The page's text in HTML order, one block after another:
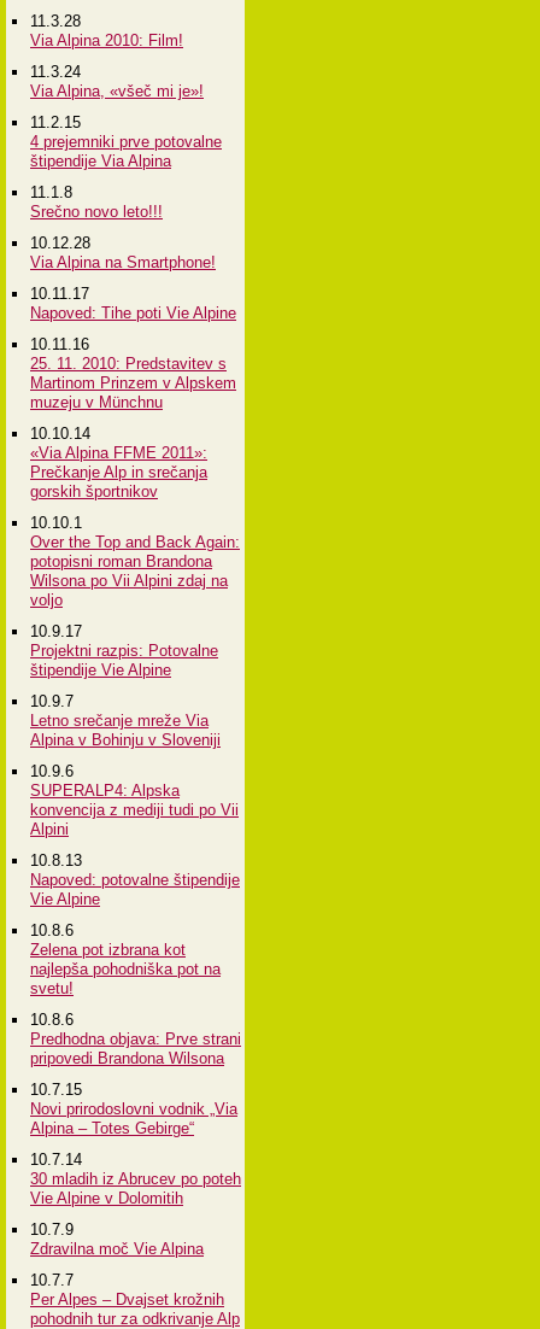
11.3.28
Via Alpina 2010: Film!
11.3.24
Via Alpina, «všeč mi je»!
11.2.15
4 prejemniki prve potovalne
štipendije Via Alpina
11.1.8
Srečno novo leto!!!
10.12.28
Via Alpina na Smartphone!
10.11.17
Napoved: Tihe poti Vie Alpine
10.11.16
25. 11. 2010: Predstavitev s
Martinom Prinzem v Alpskem
muzeju v Münchnu
10.10.14
«Via Alpina FFME 2011»:
Prečkanje Alp in srečanja
gorskih športnikov
10.10.1
Over the Top and Back Again:
potopisni roman Brandona
Wilsona po Vii Alpini zdaj na
voljo
10.9.17
Projektni razpis: Potovalne
štipendije Vie Alpine
10.9.7
Letno srečanje mreže Via
Alpina v Bohinju v Sloveniji
10.9.6
SUPERALP4: Alpska
konvencija z mediji tudi po Vii
Alpini
10.8.13
Napoved: potovalne štipendije
Vie Alpine
10.8.6
Zelena pot izbrana kot
najlepša pohodniška pot na
svetu!
10.8.6
Predhodna objava: Prve strani
pripovedi Brandona Wilsona
10.7.15
Novi prirodoslovni vodnik „Via
Alpina – Totes Gebirge“
10.7.14
30 mladih iz Abrucev po poteh
Vie Alpine v Dolomitih
10.7.9
Zdravilna moč Vie Alpina
10.7.7
Per Alpes – Dvajset krožnih
pohodnih tur za odkrivanje Alp